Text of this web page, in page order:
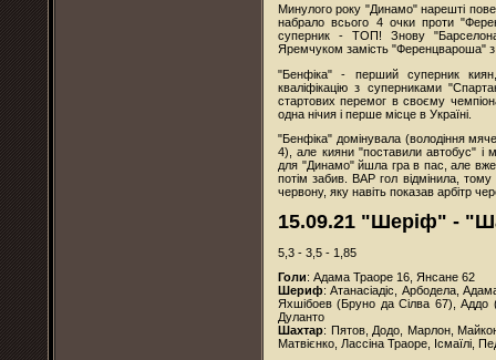
Минулого року "Динамо" нарешті
набрало всього 4 очки проти
суперник - ТОП! Знову
Яремчуком замість "Ференцвароша"
"Бенфіка" - перший суперник
кваліфікацію з суперниками
стартових перемог в своєму
одна нічия і перше місце в Україні.
"Бенфіка" домінувала (володіння
4), але кияни "поставили автобус" і
для "Динамо" йшла гра в пас, але
потім забив. ВАР гол відмінила,
червону, яку навіть показав арбітр
15.09.21 "Шеріф" -
5,3 - 3,5 - 1,85
Голи: Адама Траоре 16, Янсане 62
Шериф: Атанасіадіс, Арбодела,
Яхшібоев (Бруно да Сілва 67), Аддо
Дуланто
Шахтар: Пятов, Додо, Марлон,
Матвієнко, Лассіна Траоре, Ісмаїлі,